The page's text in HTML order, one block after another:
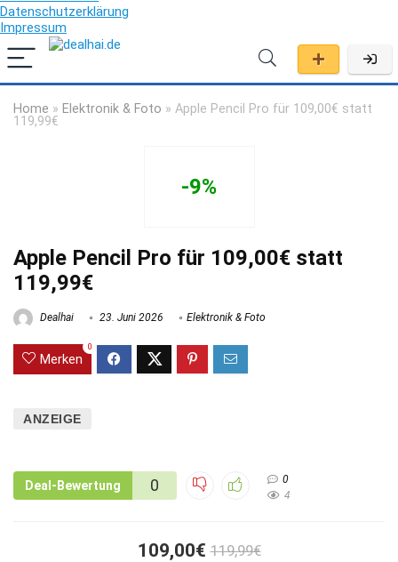
Datenschutzerklärung
Impressum
Home » Elektronik & Foto » Apple Pencil Pro für 109,00€ statt
119,99€
-9%
Apple Pencil Pro für 109,00€ statt
119,99€
Dealhai 23. Juni 2026 Elektronik & Foto
Merken
0
ANZEIGE
Deal-Bewertung 0
0
4
109,00€ 119,99€